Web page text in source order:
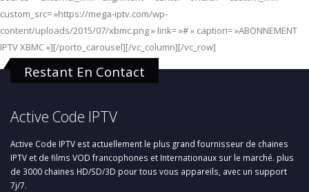
custom_src= »https://mega-iptv.com/wp-
content/uploads/2015/07/xbmc.png » link= »# » caption= »ABONNEMENT
IPTV XBMC »][/porto_carousel][/vc_column][/vc_row]
Restant En Contact
Active Code IPTV
Active Code IPTV est actuellement le plus grand fournisseur de chaines
IPTV et de films VOD francophones et Internationaux sur le marché. plus
de 3000 chaines HD/SD/3D pour tous vous appareils, avec un support
7j/7.